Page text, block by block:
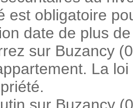
est obligatoire
date de plus
sur Buzancy
La